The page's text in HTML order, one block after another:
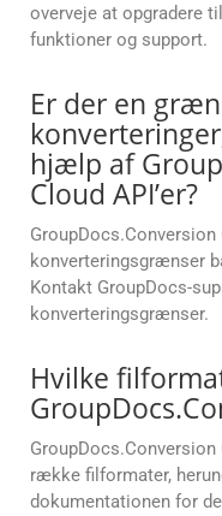
overveje at opgradere
funktioner og support.
Er der en
hjælp af
Cloud API’er?
konverteringsgrænser
Kontakt GroupDocs-
konverteringsgrænser.
Hvilke
GroupDocs.Conversion
række filformater,
dokumentationen for